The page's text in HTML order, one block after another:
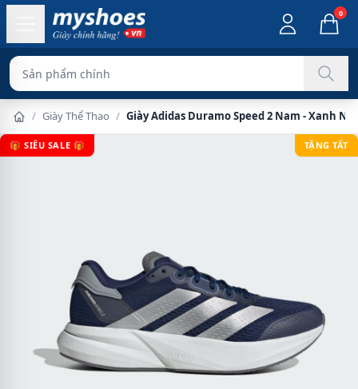
0
Sản phẩm chính hãng 100%
/ Giày Thể Thao / Giày Adidas Duramo Speed 2 Nam - Xanh
🎁 SIÊU SALE 🎁 TẶNG TẤT